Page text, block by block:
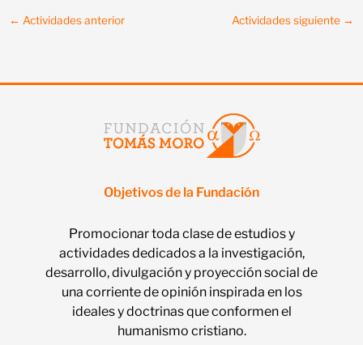
← Actividades anterior Actividades siguiente →
Objetivos de la Fundación
Promocionar toda clase de estudios y
actividades dedicados a la investigación,
desarrollo, divulgación y proyección social de
una corriente de opinión inspirada en los
ideales y doctrinas que conformen el
humanismo cristiano.